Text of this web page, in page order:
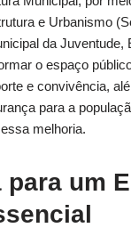
e Urbanismo
da Juventude,
o espaço
e convivência,
para a
melhoria.
para um